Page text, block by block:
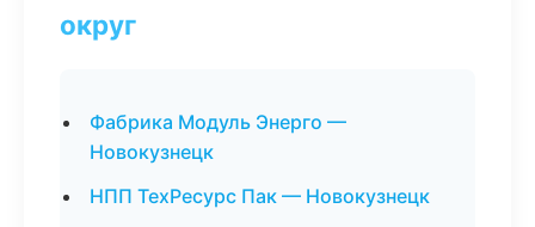
округ
Фабрика Модуль Энерго —
Новокузнецк
НПП ТехРесурс Пак — Новокузнецк